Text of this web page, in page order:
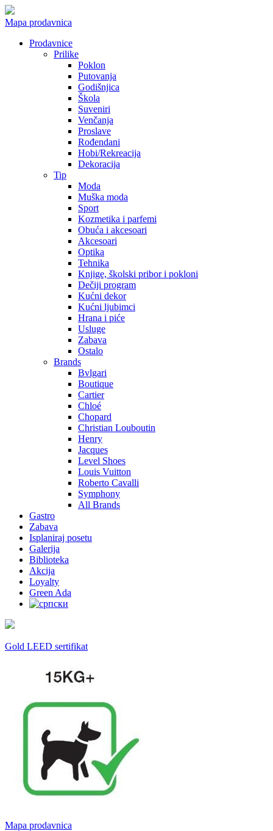
Mapa prodavnica
Prodavnice
Prilike
Poklon
Putovanja
Godišnjica
Škola
Suveniri
Venčanja
Proslave
Rođendani
Hobi/Rekreacija
Dekoracija
Tip
Moda
Muška moda
Sport
Kozmetika i parfemi
Obuća i akcesoari
Akcesoari
Optika
Tehnika
Knjige, školski pribor i pokloni
Dečiji program
Kućni dekor
Kućni ljubimci
Hrana i piće
Usluge
Zabava
Ostalo
Brands
Bvlgari
Boutique
Cartier
Chloé
Chopard
Christian Louboutin
Henry
Jacques
Level Shoes
Louis Vuitton
Roberto Cavalli
Symphony
All Brands
Gastro
Zabava
Isplaniraj posetu
Galerija
Biblioteka
Akcija
Loyalty
Green Ada
Gold LEED sertifikat
Mapa prodavnica